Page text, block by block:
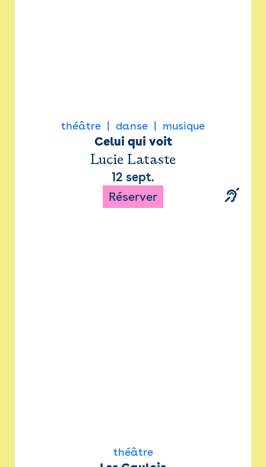
théâtre danse musique
Celui qui voit
Lucie Lataste
12 sept.
Réserver
théâtre